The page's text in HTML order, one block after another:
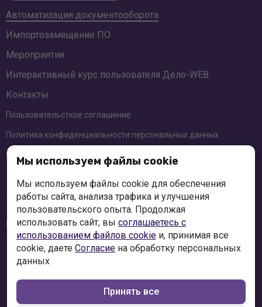
Автоматизация документооборота
Импортозамещение ПО
Мероприятия
Интерактивный курс пользователя Дело-WEB
Контакты
Пользовательсткое соглашение
Политика конфиденциальности персональных данных
Соглашение об использовании cookie-файлов
Краснодар
+7 (861) 991-49-47
Ставрополь
+7 (8652) 997-840
mail@expert-doc.ru
Мы используем файлы cookie
Мы используем файлы cookie для обеспечения
работы сайта, анализа трафика и улучшения
пользовательского опыта. Продолжая
использовать сайт, вы соглашаетесь с
использованием файлов cookie и, принимая все
cookie, даете Согласие на обработку персональных
данных
Принять все